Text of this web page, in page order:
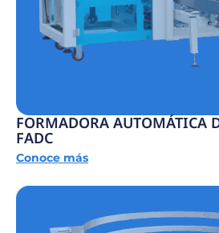
FORMADORA AUTOMÁTICA
FADC
Conoce más